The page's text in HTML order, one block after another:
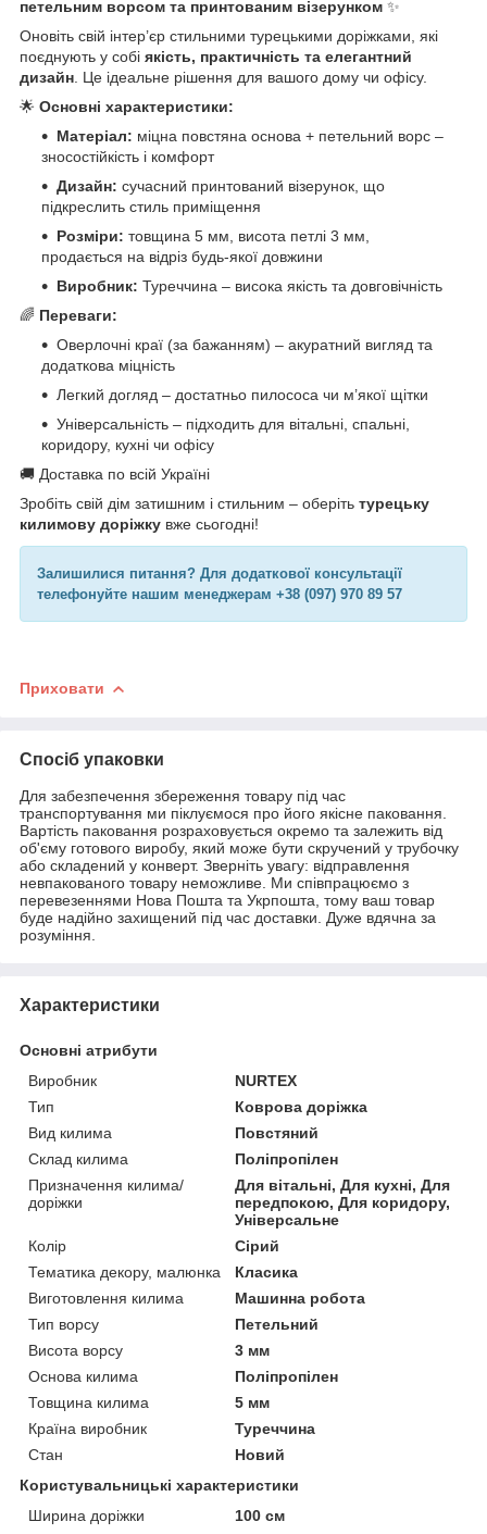
петельним ворсом та принтованим візерунком ✨
Оновіть свій інтер’єр стильними турецькими доріжками, які
поєднують у собі якість, практичність та елегантний
дизайн . Це ідеальне рішення для вашого дому чи офісу.
🌟 Основні характеристики:
Матеріал: міцна повстяна основа + петельний ворс –
зносостійкість і комфорт
Дизайн: сучасний принтований візерунок, що
підкреслить стиль приміщення
Розміри: товщина 5 мм, висота петлі 3 мм,
продається на відріз будь-якої довжини
Виробник: Туреччина – висока якість та довговічність
🌈 Переваги:
Оверлочні краї (за бажанням) – акуратний вигляд та
додаткова міцність
Легкий догляд – достатньо пилососа чи м’якої щітки
Універсальність – підходить для вітальні, спальні,
коридору, кухні чи офісу
🚚 Доставка по всій Україні
Зробіть свій дім затишним і стильним – оберіть турецьку
килимову доріжку вже сьогодні!
Залишилися питання? Для додаткової консультації
телефонуйте нашим менеджерам +38 (097) 970 89 57
Приховати
Спосіб упаковки
Для забезпечення збереження товару під час
транспортування ми піклуємося про його якісне паковання.
Вартість паковання розраховується окремо та залежить від
об'єму готового виробу, який може бути скручений у трубочку
або складений у конверт. Зверніть увагу: відправлення
невпакованого товару неможливе. Ми співпрацюємо з
перевезеннями Нова Пошта та Укрпошта, тому ваш товар
буде надійно захищений під час доставки. Дуже вдячна за
розуміння.
Характеристики
Основні атрибути
Виробник
NURTEX
Тип
Коврова доріжка
Вид килима
Повстяний
Склад килима
Поліпропілен
Призначення килима/
доріжки
Для вітальні, Для кухні, Для
передпокою, Для коридору,
Універсальне
Колір
Сірий
Тематика декору, малюнка
Класика
Виготовлення килима
Машинна робота
Тип ворсу
Петельний
Висота ворсу
3 мм
Основа килима
Поліпропілен
Товщина килима
5 мм
Країна виробник
Туреччина
Стан
Новий
Користувальницькі характеристики
Ширина доріжки
100 см